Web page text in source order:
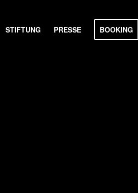
STIFTUNG PRESSE BOOKING